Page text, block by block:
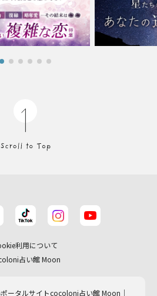
利用について
占い館 Moon
ータルサイトcocoloni占い館 Moon｜